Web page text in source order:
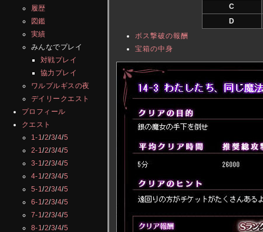
履歴
図鑑
実績
みんなでプレイ
対戦プレイ
協力プレイ
ワルプルギスの夜
デイリークエスト
プロフィール
クエスト
1-1/2/3/4/5
2-1/2/3/4/5
3-1/2/3/4/5
4-1/2/3/4/5
5-1/2/3/4/5
6-1/2/3/4/5
7-1/2/3/4/5
8-1/2/3/4/5
C
D
ボス撃破の報酬
宝箱の中身